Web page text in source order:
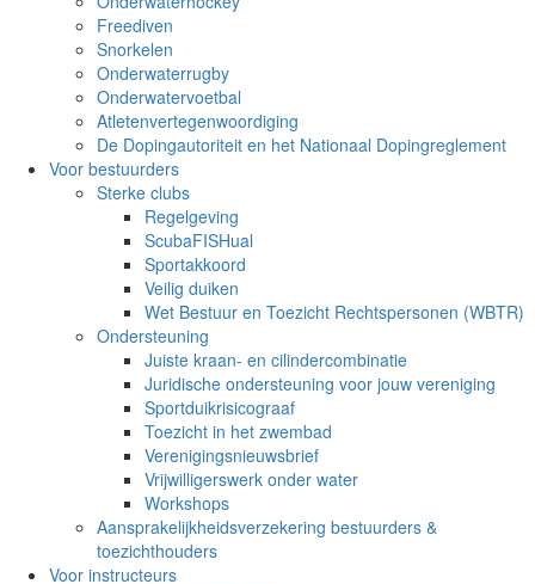
Freediven
Snorkelen
Onderwaterrugby
Onderwatervoetbal
Atletenvertegenwoordiging
De Dopingautoriteit en het Nationaal Dopingreglement
Voor bestuurders
Sterke clubs
Regelgeving
ScubaFISHual
Sportakkoord
Veilig duiken
Wet Bestuur en Toezicht Rechtspersonen (WBTR)
Ondersteuning
Juiste kraan- en cilindercombinatie
Juridische ondersteuning voor jouw vereniging
Sportduikrisicograaf
Toezicht in het zwembad
Verenigingsnieuwsbrief
Vrijwilligerswerk onder water
Workshops
Aansprakelijkheidsverzekering bestuurders &
toezichthouders
Voor instructeurs